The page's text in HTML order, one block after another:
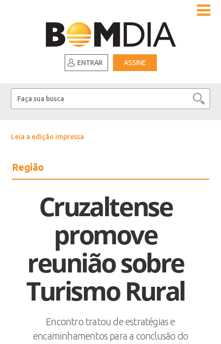
ENTRAR ASSINE
Leia a edição impressa
Região
Cruzaltense
promove
reunião sobre
Turismo Rural
Encontro tratou de estratégias e
encaminhamentos para a conclusão do